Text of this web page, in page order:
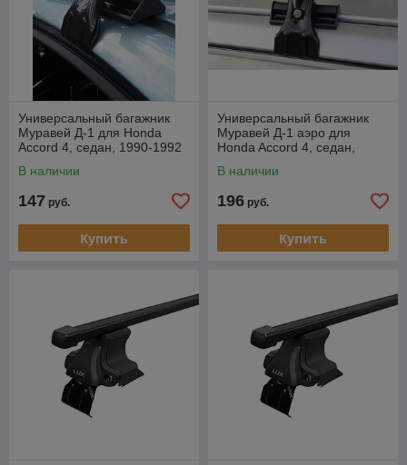
Универсальный багажник
Муравей Д-1 для Honda
Accord 4, седан, 1990-1992
В наличии
147 руб.
Купить
Универсальный багажник
Муравей Д-1 аэро для
Honda Accord 4, седан,
В наличии
196 руб.
Купить